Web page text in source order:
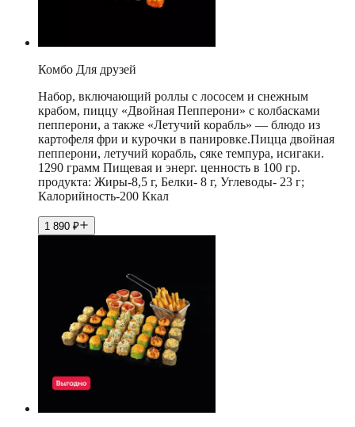
Комбо Для друзей
Набор, включающий роллы с лососем и снежным
крабом, пиццу «Двойная Пепперони» с колбасками
пепперони, а также «Летучий корабль» — блюдо из
картофеля фри и курочки в панировке.Пицца двойная
пепперони, летучий корабль, сяке темпура, исигаки.
1290 грамм Пищевая и энерг. ценность в 100 гр.
продукта: Жиры-8,5 г, Белки- 8 г, Углеводы- 23 г;
Калорийность-200 Ккал
1 890 ₽